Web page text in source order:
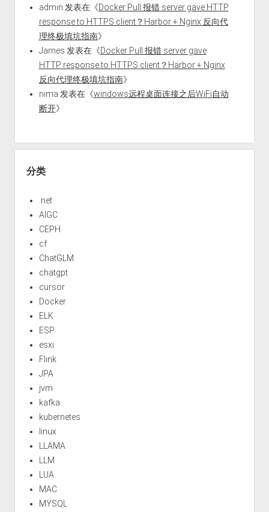
admin 发表在《Docker Pull 报错 server gave HTTP
response to HTTPS client？Harbor + Nginx 反向代
理终极填坑指南》
James 发表在《Docker Pull 报错 server gave
HTTP response to HTTPS client？Harbor + Nginx
反向代理终极填坑指南》
nima 发表在《windows远程桌面连接之后WiFi自动
断开》
分类
.net
AIGC
CEPH
cf
ChatGLM
chatgpt
cursor
Docker
ELK
ESP
esxi
Flink
JPA
jvm
kafka
kubernetes
linux
LLAMA
LLM
LUA
MAC
MYSQL